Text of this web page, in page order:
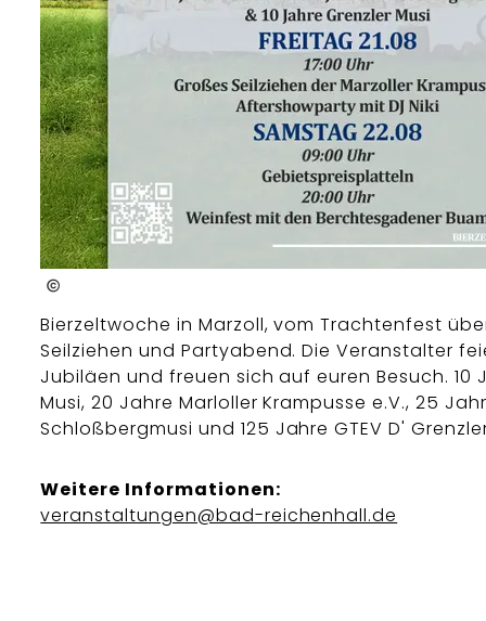
Foto Jung
Bierzeltwoche in Marzoll, vom Trachtenfest
Seilziehen und Partyabend. Die Veranstalter
Jubiläen und freuen sich auf euren Besuch. 10
Musi, 20 Jahre Marloller Krampusse e.V., 25
Schloßbergmusi und 125 Jahre GTEV D'
Weitere Informationen:
veranstaltungen@bad-reichenhall.de